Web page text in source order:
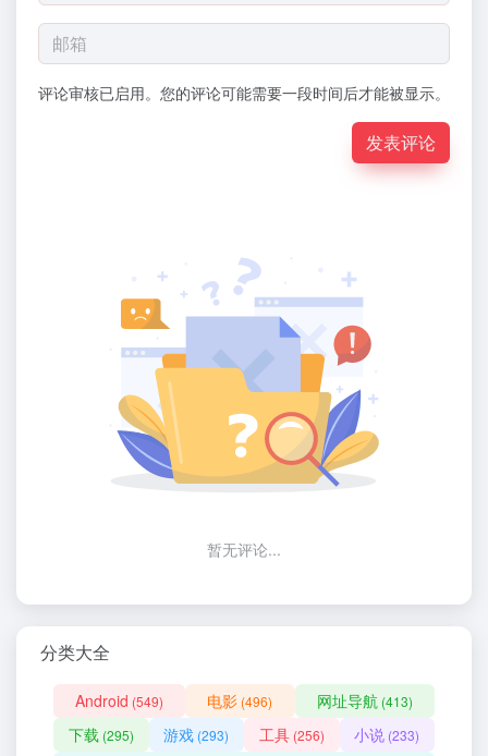
评论审核已启用。您的评论可能需要一段时间后才能被显示。
发表评论
暂无评论...
分类大全
Android (549) 电影 (496) 网址导航 (413)
下载 (295) 游戏 (293) 工具(256) 小说 (233)